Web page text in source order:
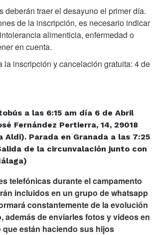
deberán traer el desayuno el primer día.
de la inscripción, es necesario indicar
alimenticia, enfermedad o
en cuenta.
la inscripción y cancelación gratuita: 4 de
a las 6:15 am día 6 de Abril
Fernández Pertierra, 14, 29018
Aldi). Parada en Granada a las 7:25
de la circunvalación junto con
telefónicas durante el campamento
incluidos en un grupo de whatsapp
constantemente de la evolución
además de enviarles fotos y videos en
que están haciendo sus hijos